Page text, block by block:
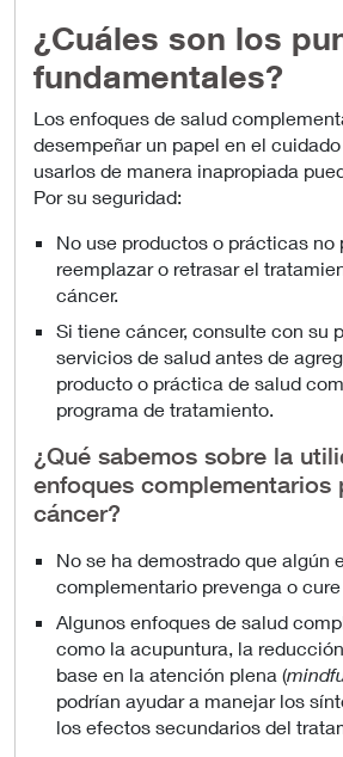
¿Cuáles son los
fundamentales?
Los enfoques de salud
desempeñar un papel en el
usarlos de manera inapropiada
Por su seguridad:
No use productos o prácticas no
reemplazar o retrasar el
cáncer.
Si tiene cáncer, consulte con su
servicios de salud antes de
producto o práctica de salud
programa de tratamiento.
¿Qué sabemos sobre la
enfoques complementarios
cáncer?
No se ha demostrado que algún
complementario prevenga o
Algunos enfoques de salud
como la acupuntura, la
base en la atención plena (
podrían ayudar a manejar los
los efectos secundarios del